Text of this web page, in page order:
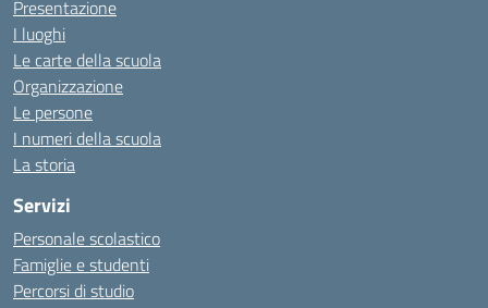
Presentazione
I luoghi
Le carte della scuola
Organizzazione
Le persone
I numeri della scuola
La storia
Servizi
Personale scolastico
Famiglie e studenti
Percorsi di studio